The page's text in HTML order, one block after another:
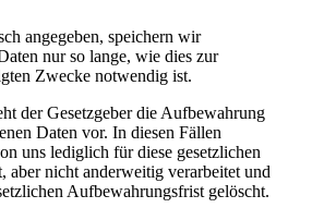
angegeben, speichern wir
nur so lange, wie dies zur
Zwecke notwendig ist.
der Gesetzgeber die Aufbewahrung
Daten vor. In diesen Fällen
uns lediglich für diese gesetzlichen
aber nicht anderweitig verarbeitet und
Aufbewahrungsfrist gelöscht.